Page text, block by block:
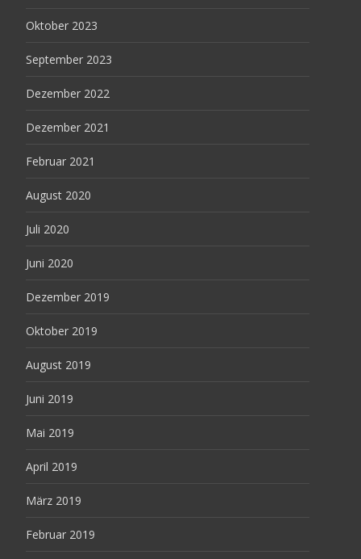
Oktober 2023
September 2023
Dezember 2022
Dezember 2021
Februar 2021
August 2020
Juli 2020
Juni 2020
Dezember 2019
Oktober 2019
August 2019
Juni 2019
Mai 2019
April 2019
März 2019
Februar 2019